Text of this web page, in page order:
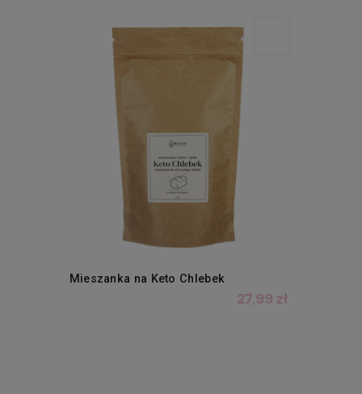
Mieszanka na Keto Chlebek
27,99 zł